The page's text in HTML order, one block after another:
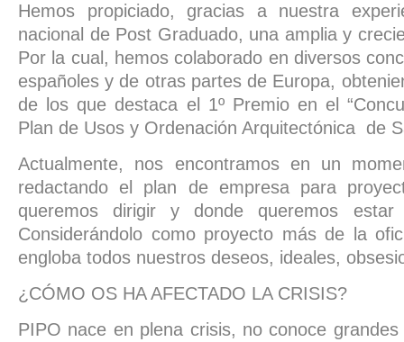
Hemos propiciado, gracias a nuestra
nacional de Post Graduado, una amplia y
Por la cual, hemos colaborado en diversos
españoles y de otras partes de Europa,
de los que destaca el 1º Premio en el
Plan de Usos y Ordenación Arquitectónica de
Actualmente, nos encontramos en un
redactando el plan de empresa para
queremos dirigir y donde queremos
Considerándolo como proyecto más de la
engloba todos nuestros deseos, ideales,
¿CÓMO OS HA AFECTADO LA CRISIS?
PIPO nace en plena crisis, no conoce